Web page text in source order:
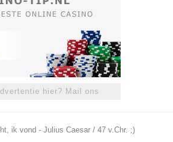
hier? Mail ons
ik vond - Julius Caesar / 47 v.Chr. ;)